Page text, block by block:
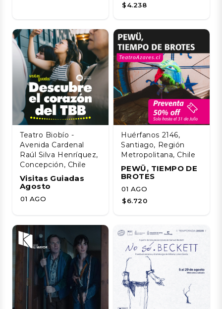
$4.238
Teatro Biobío -
Avenida Cardenal
Raúl Silva Henríquez,
Concepción, Chile
Visitas Guiadas
Agosto
01 AGO
Huérfanos 2146,
Santiago, Región
Metropolitana, Chile
PEWÜ, TIEMPO DE
BROTES
01 AGO
$6.720